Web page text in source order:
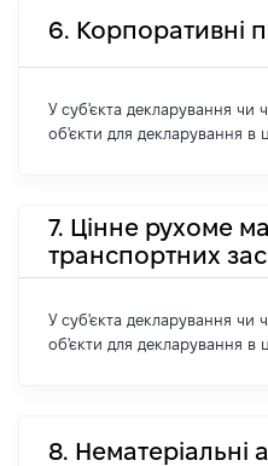
6. Корпоративні
У суб'єкта декларування чи
об'єкти для декларування в
7. Цінне рухоме
транспортних
У суб'єкта декларування чи
об'єкти для декларування в
8. Нематеріальні